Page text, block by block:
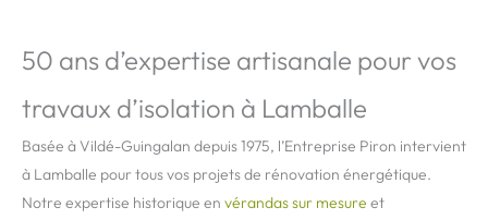
50 ans d’expertise artisanale pour vos
travaux d’isolation à Lamballe
Basée à Vildé-Guingalan depuis 1975, l’Entreprise Piron intervient
à Lamballe pour tous vos projets de rénovation énergétique.
Notre expertise historique en vérandas sur mesure et